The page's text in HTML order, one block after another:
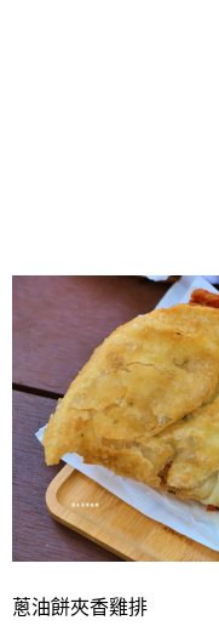
蔥油餅夾香雞排